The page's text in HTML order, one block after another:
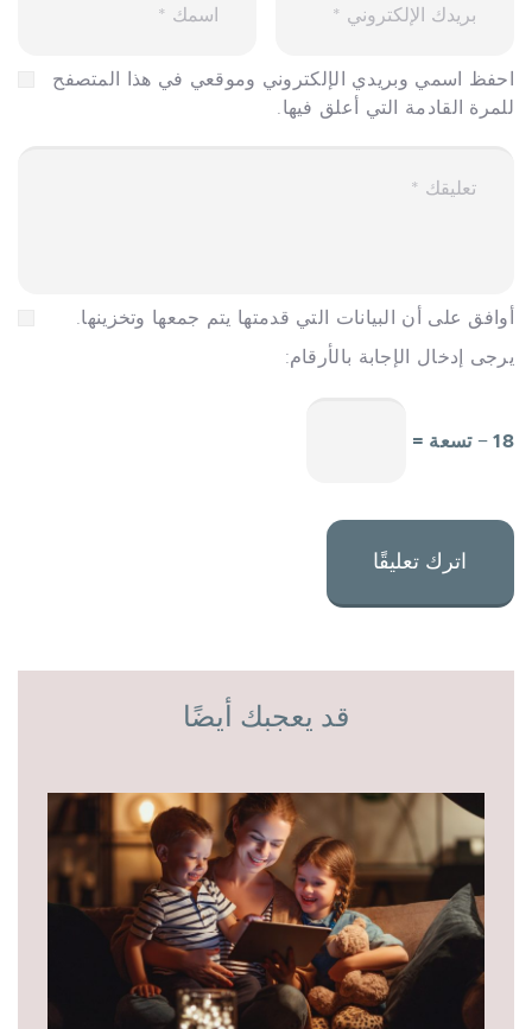
احفظ اسمي وبريدي الإلكتروني وموقعي في هذا المتصفح
للمرة القادمة التي أعلق فيها.
أوافق على أن البيانات التي قدمتها يتم جمعها وتخزينها.
يرجى إدخال الإجابة بالأرقام:
18 − تسعة =
قد يعجبك أيضًا